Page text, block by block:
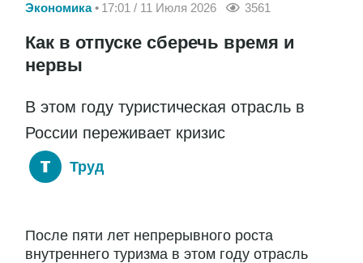
Экономика 17:01 / 11 Июля 2026 3561
Как в отпуске сберечь время и
нервы
В этом году туристическая отрасль в
России переживает кризис
Труд
После пяти лет непрерывного роста
внутреннего туризма в этом году отрасль